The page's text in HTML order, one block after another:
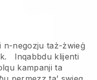
n-negozju taż-żwieġ
Inqabbdu klijenti
kampanji ta